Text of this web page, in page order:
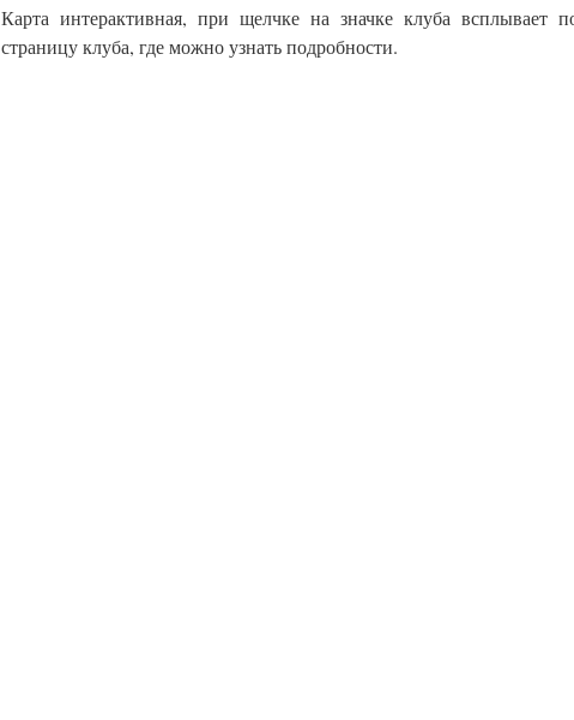
Карта интерактивная, при щелчке на значке клуба всплывает
страницу клуба, где можно узнать подробности.